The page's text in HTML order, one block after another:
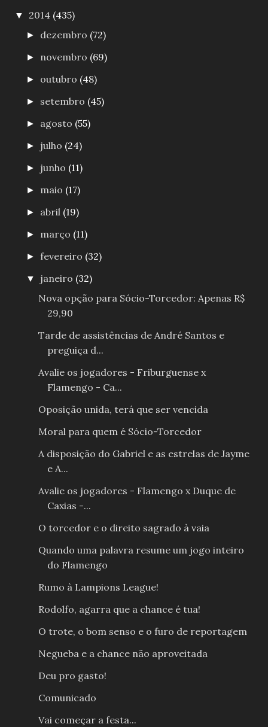
▼ 2014 (435)
► dezembro (72)
► novembro (69)
► outubro (48)
► setembro (45)
► agosto (55)
► julho (24)
► junho (11)
► maio (17)
► abril (19)
► março (11)
►fevereiro (32)
▼ janeiro (32)
Nova opção para Sócio-Torcedor: Apenas R$
29,90
Tarde de assistências de André Santos e
preguiça d...
Avalie os jogadores - Friburguense x
Flamengo - Ca...
Oposição unida, terá que ser vencida
Moral para quem é Sócio-Torcedor
A disposição do Gabriel e as estrelas de Jayme
e A...
Avalie os jogadores - Flamengo x Duque de
Caxias -...
O torcedor e o direito sagrado à vaia
Quando uma palavra resume um jogo inteiro
do Flamengo
Rumo à Lampions League!
Rodolfo, agarra que a chance é tua!
O trote, o bom senso e o furo de reportagem
Negueba e a chance não aproveitada
Deu pro gasto!
Comunicado
Vai começar a festa...